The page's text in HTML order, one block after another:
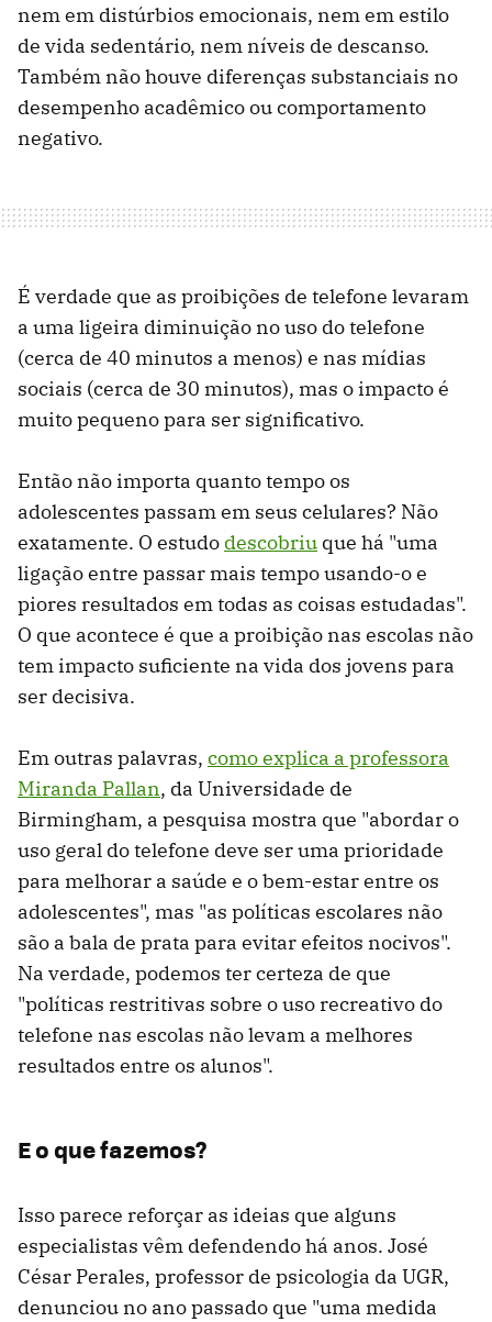
nem em distúrbios emocionais, nem em estilo
de vida sedentário, nem níveis de descanso.
Também não houve diferenças substanciais no
desempenho acadêmico ou comportamento
negativo.
É verdade que as proibições de telefone levaram
a uma ligeira diminuição no uso do telefone
(cerca de 40 minutos a menos) e nas mídias
sociais (cerca de 30 minutos), mas o impacto é
muito pequeno para ser significativo.
Então não importa quanto tempo os
adolescentes passam em seus celulares? Não
exatamente. O estudo descobriu que há "uma
ligação entre passar mais tempo usando-o e
piores resultados em todas as coisas estudadas".
O que acontece é que a proibição nas escolas não
tem impacto suficiente na vida dos jovens para
ser decisiva.
Em outras palavras, como explica a professora
Miranda Pallan, da Universidade de
Birmingham, a pesquisa mostra que "abordar o
uso geral do telefone deve ser uma prioridade
para melhorar a saúde e o bem-estar entre os
adolescentes", mas "as políticas escolares não
são a bala de prata para evitar efeitos nocivos".
Na verdade, podemos ter certeza de que
"políticas restritivas sobre o uso recreativo do
telefone nas escolas não levam a melhores
resultados entre os alunos".
E o que fazemos?
Isso parece reforçar as ideias que alguns
especialistas vêm defendendo há anos. José
César Perales, professor de psicologia da UGR,
denunciou no ano passado que "uma medida